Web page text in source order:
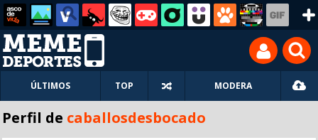
ÚLTIMOS TOP MODERA
Perfil de caballosdesbocado